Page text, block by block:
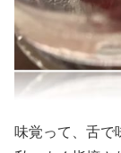
味覚って、舌で